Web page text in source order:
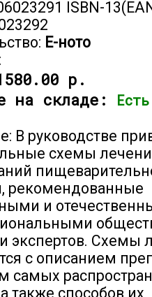
ISBN-
Е-ното
р.
на складе:
В руководстве
схемы
рекомендованные
и
экспертов. Схемы
с описанием
самых
также способов их